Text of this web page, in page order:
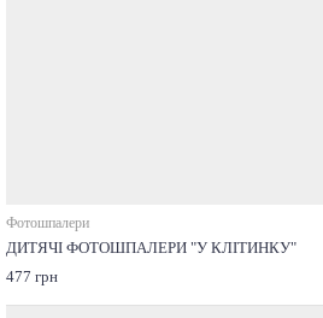
Фотошпалери
ДИТЯЧІ ФОТОШПАЛЕРИ "У КЛІТИНКУ"
477 грн